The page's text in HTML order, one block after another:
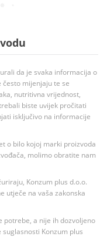
da je svaka informacija o
mijenjaju te se
nutritivna vrijednost,
biste uvijek pročitati
isključivo na informacije
o bilo kojoj marki proizvoda
molimo obratite nam
Konzum plus d.o.o.
utječe na vaša zakonska
potrebe, a nije ih dozvoljeno
Konzum plus